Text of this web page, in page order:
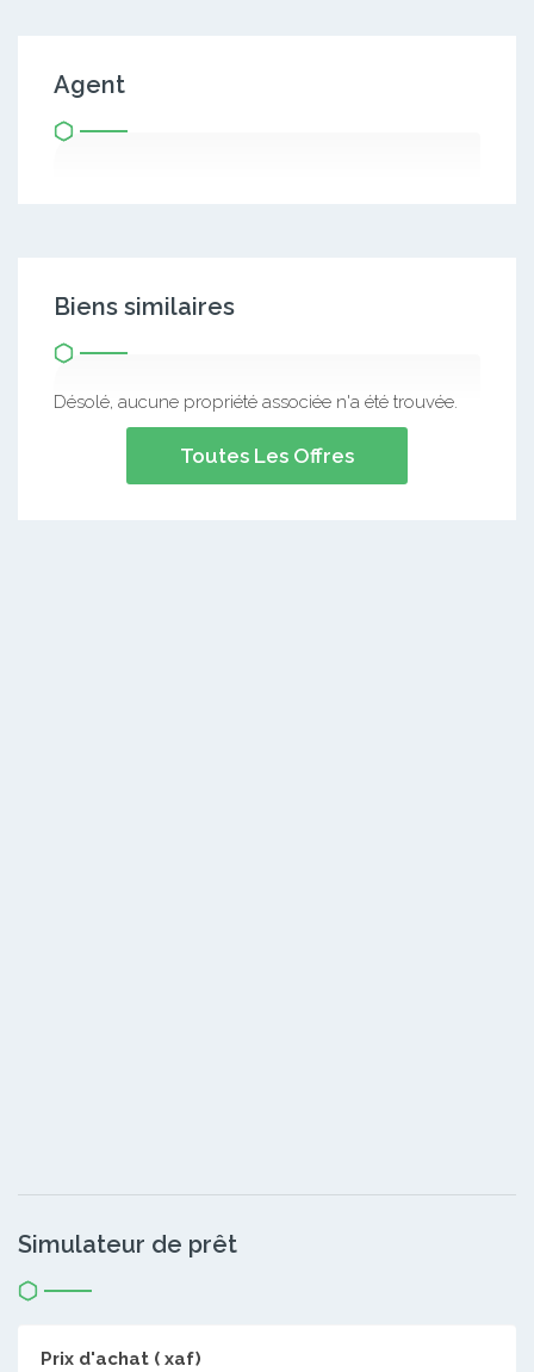
Agent
Biens similaires
Désolé, aucune propriété associée n'a été trouvée.
Toutes Les Offres
Simulateur de prêt
Prix d'achat ( xaf)